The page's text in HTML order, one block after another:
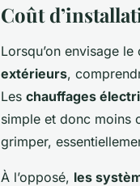
Coût
Lorsqu’on envisage
extérieurs,
Les chauffages
simple et donc moins
grimper,
À l’opposé, les